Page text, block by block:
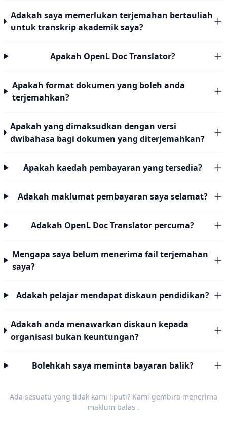
Adakah saya memerlukan terjemahan bertauliah
untuk transkrip akademik saya?
Apakah OpenL Doc Translator?
Apakah format dokumen yang boleh anda
terjemahkan?
Apakah yang dimaksudkan dengan versi
dwibahasa bagi dokumen yang diterjemahkan?
Apakah kaedah pembayaran yang tersedia?
Adakah maklumat pembayaran saya selamat?
Adakah OpenL Doc Translator percuma?
Mengapa saya belum menerima fail terjemahan
saya?
Adakah pelajar mendapat diskaun pendidikan?
Adakah anda menawarkan diskaun kepada
organisasi bukan keuntungan?
Bolehkah saya meminta bayaran balik?
Ada sesuatu yang tidak kami liputi? Kami gembira menerima
maklum balas .